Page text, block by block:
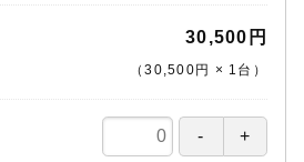
30,500円
（30,500円 × 1 台 ）